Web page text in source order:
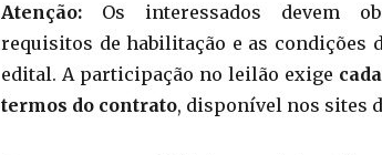
Atenção:Os interessados devem
requisitos de habilitação e as condições
edital. A participação no leilão exige
termos do contrato, disponível nos sites